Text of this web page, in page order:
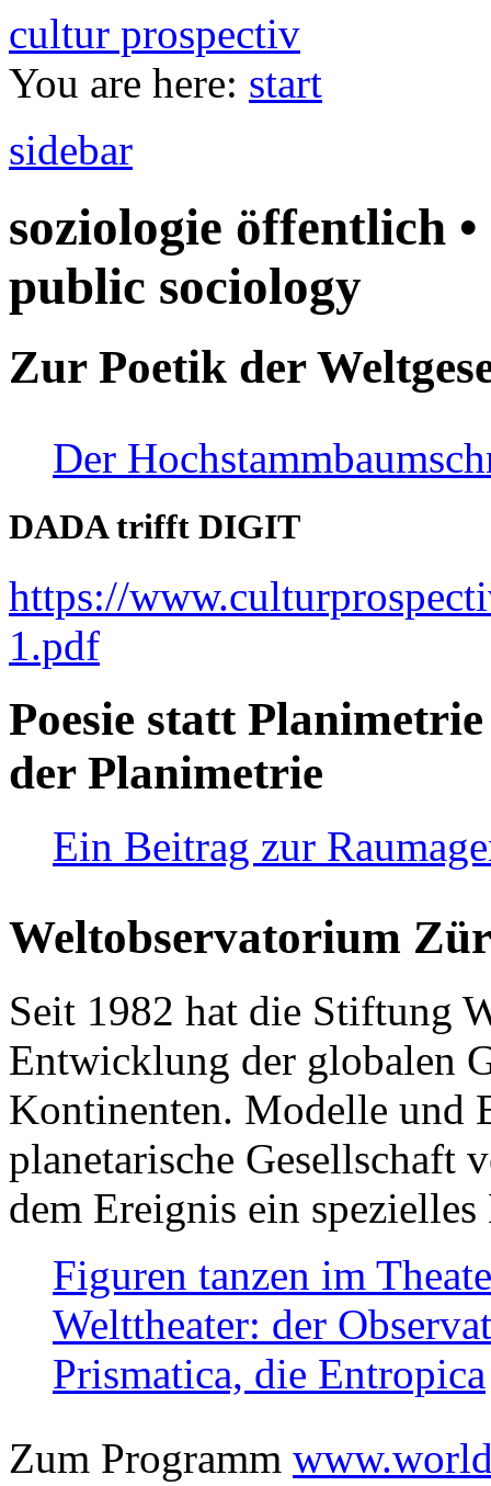
cultur prospectiv
You are here: start
sidebar
soziologie öffentlich
public sociology
Zur Poetik der
Der
DADA trifft DIGIT
https://
1.pdf
Poesie statt
der Planimetrie
Ein Beitrag zur
Weltobservatorium
Seit 1982 hat die Stiftung
Entwicklung der globalen
Kontinenten. Modelle und
planetarische Gesellschaft
dem Ereignis ein
Figuren tanzen im
Welttheater: der
Prismatica, die Entropica
Zum Programm